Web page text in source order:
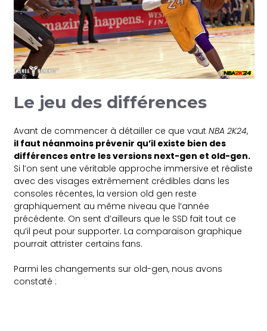
Le jeu des différences
Avant de commencer à détailler ce que vautNBA 2K24,
il faut néanmoins prévenir qu’il existe bien des
différences entre les versions next-gen et old-gen.
Si l’on sent une véritable approche immersive et réaliste
avec des visages extrêmement crédibles dans les
consoles récentes, la version old gen reste
graphiquement au même niveau que l’année
précédente. On sent d’ailleurs que le SSD fait tout ce
qu’il peut pour supporter. La comparaison graphique
pourrait attrister certains fans.
Parmi les changements sur old-gen, nous avons
constaté :